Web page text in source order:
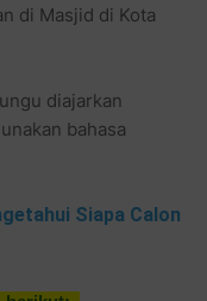
di Masjid di Kota
diajarkan
bahasa
Siapa Calon